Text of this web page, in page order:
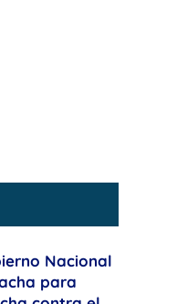
Nacional
para